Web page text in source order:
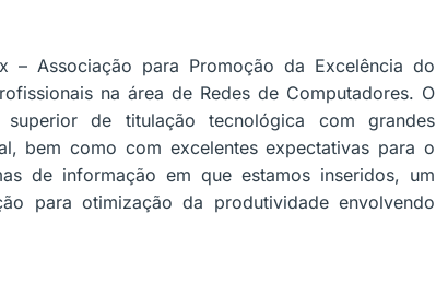
– Associação para Promoção da Excelência do
na área de Redes de Computadores. O
de titulação tecnológica com grandes
bem como com excelentes expectativas para o
de informação em que estamos inseridos, um
para otimização da produtividade envolvendo